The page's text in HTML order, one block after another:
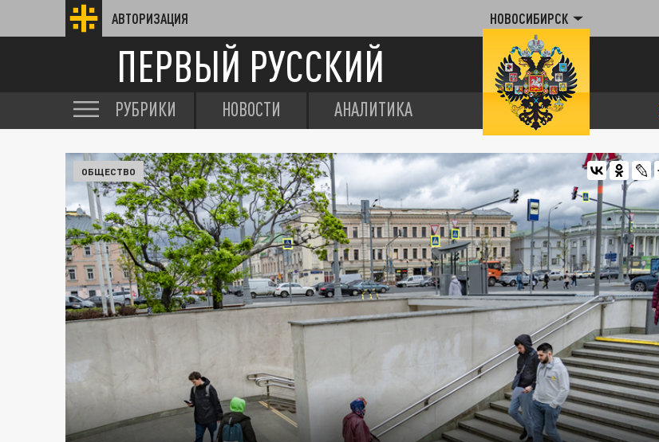
АВТОРИЗАЦИЯ НОВОСИБИРСК
ПЕРВЫЙ РУССКИЙ
РУБРИКИ НОВОСТИ АНАЛИТИКА
ОБЩЕСТВО